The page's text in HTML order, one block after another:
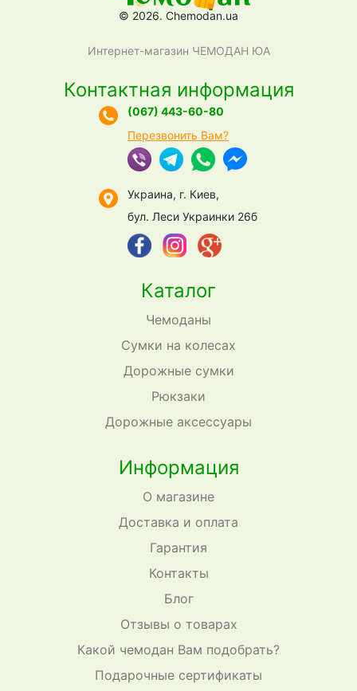
© 2026. Chemodan.ua
Интернет-магазин ЧЕМОДАН ЮА
Каталог
Чемоданы
Сумки на колесах
Дорожные сумки
Рюкзаки
Дорожные аксессуары
Информация
О магазине
Доставка и оплата
Гарантия
Контакты
Блог
Отзывы о товарах
Какой чемодан Вам подобрать?
Подарочные сертификаты
Контактная информация
(067) 443-60-80
Перезвонить Вам?
Украина, г. Киев,
бул. Леси Украинки 26б